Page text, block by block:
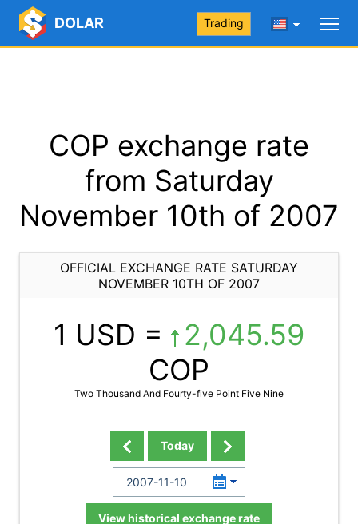
DOLAR Trading
COP exchange rate
from Saturday
November 10th of 2007
OFFICIAL EXCHANGE RATE SATURDAY
NOVEMBER 10TH OF 2007
1 USD =
2,045.59
COP
Two Thousand And Fourty-five Point Five Nine
Today
View historical exchange rate